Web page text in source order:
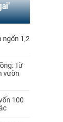
ngốn 1,2
Từ
vườn
100